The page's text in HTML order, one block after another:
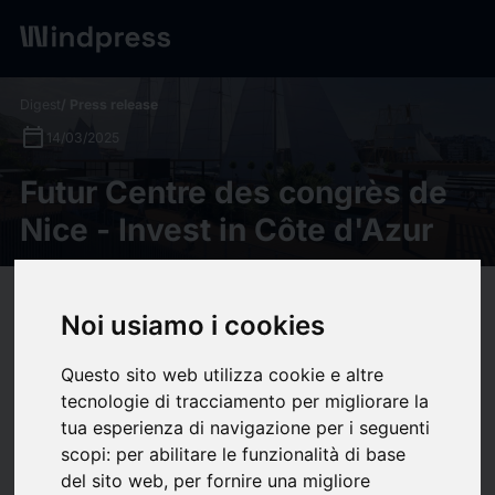
Noi usiamo i cookies
Questo sito web utilizza cookie e altre
tecnologie di tracciamento per migliorare la
tua esperienza di navigazione per i seguenti
scopi: per abilitare le funzionalità di base
del sito web, per fornire una migliore
/ Press release
calendar_today 14/03/2025
Futur Centre des congrès de
Nice - Invest in Côte d'Azur
bookmark_border upload
Le Centre des Congrès de Nice (10 600 m²), situé sur le Quai
Infernet du port de Nice, est en passe de devenir une
infrastructure clé pour l’accueil des événements